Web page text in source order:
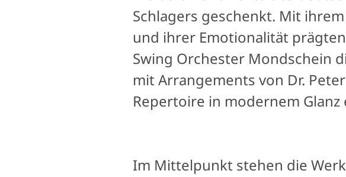
Schlagers geschenkt. Mit
und ihrer Emotionalität
Swing Orchester Mondschein
mit Arrangements von Dr.
Repertoire in modernem
Im Mittelpunkt stehen die